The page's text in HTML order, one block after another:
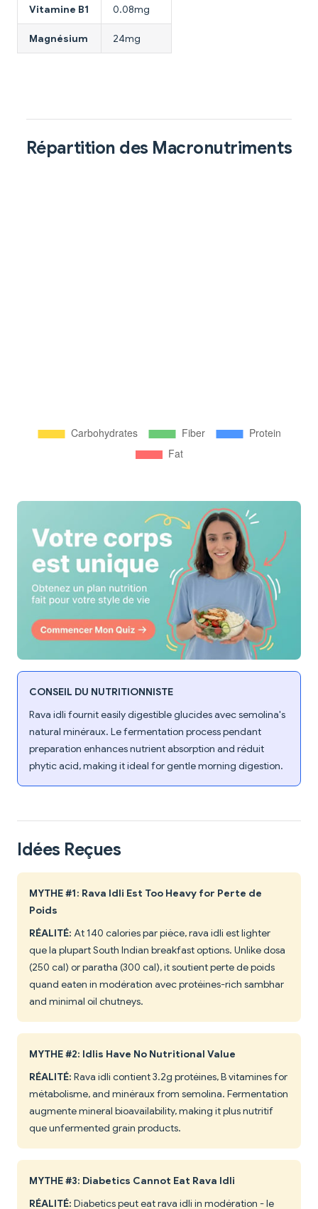
Vitamine B1 0.08mg
Magnésium 24mg
Répartition des Macronutriments
CONSEIL DU NUTRITIONNISTE
Rava idli fournit easily digestible glucides avec semolina's
natural minéraux. Le fermentation process pendant
preparation enhances nutrient absorption and réduit
phytic acid, making it ideal for gentle morning digestion.
Idées Reçues
MYTHE #1: Rava Idli Est Too Heavy for Perte de
Poids
RÉALITÉ: At 140 calories par pièce, rava idli est lighter
que la plupart South Indian breakfast options. Unlike dosa
(250 cal) or paratha (300 cal), it soutient perte de poids
quand eaten in modération avec protéines-rich sambhar
and minimal oil chutneys.
MYTHE #2: Idlis Have No Nutritional Value
RÉALITÉ: Rava idli contient 3.2g protéines, B vitamines for
métabolisme, and minéraux from semolina. Fermentation
augmente mineral bioavailability, making it plus nutritif
que unfermented grain products.
MYTHE #3: Diabetics Cannot Eat Rava Idli
RÉALITÉ: Diabetics peut eat rava idli in modération - le